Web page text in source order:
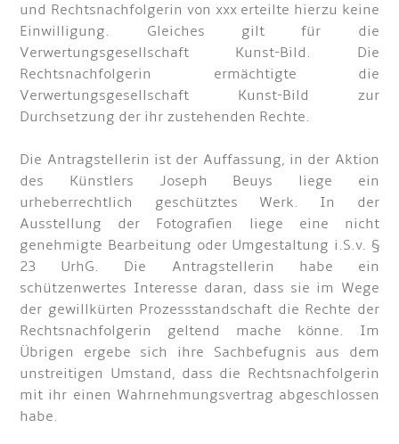
und Rechtsnachfolgerin von xxx erteilte hierzu keine
Einwilligung. Gleiches gilt für die
Verwertungsgesellschaft Kunst-Bild. Die
Rechtsnachfolgerin ermächtigte die
Verwertungsgesellschaft Kunst-Bild zur
Durchsetzung der ihr zustehenden Rechte.
Die Antragstellerin ist der Auffassung, in der Aktion
des Künstlers Joseph Beuys liege ein
urheberrechtlich geschütztes Werk. In der
Ausstellung der Fotografien liege eine nicht
genehmigte Bearbeitung oder Umgestaltung i.S.v. §
23 UrhG. Die Antragstellerin habe ein
schützenwertes Interesse daran, dass sie im Wege
der gewillkürten Prozessstandschaft die Rechte der
Rechtsnachfolgerin geltend mache könne. Im
Übrigen ergebe sich ihre Sachbefugnis aus dem
unstreitigen Umstand, dass die Rechtsnachfolgerin
mit ihr einen Wahrnehmungsvertrag abgeschlossen
habe.